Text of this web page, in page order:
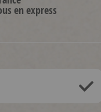
en express